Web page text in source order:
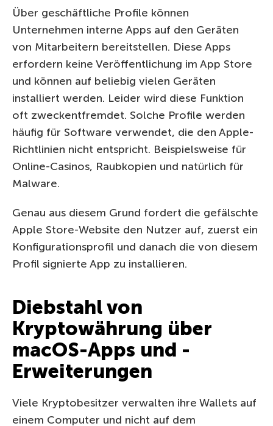
Über geschäftliche Profile können
Unternehmen interne Apps auf den Geräten
von Mitarbeitern bereitstellen. Diese Apps
erfordern keine Veröffentlichung im App Store
und können auf beliebig vielen Geräten
installiert werden. Leider wird diese Funktion
oft zweckentfremdet. Solche Profile werden
häufig für Software verwendet, die den Apple-
Richtlinien nicht entspricht. Beispielsweise für
Online-Casinos, Raubkopien und natürlich für
Malware.
Genau aus diesem Grund fordert die gefälschte
Apple Store-Website den Nutzer auf, zuerst ein
Konfigurationsprofil und danach die von diesem
Profil signierte App zu installieren.
Diebstahl von
Kryptowährung über
macOS-Apps und -
Erweiterungen
Viele Kryptobesitzer verwalten ihre Wallets auf
einem Computer und nicht auf dem